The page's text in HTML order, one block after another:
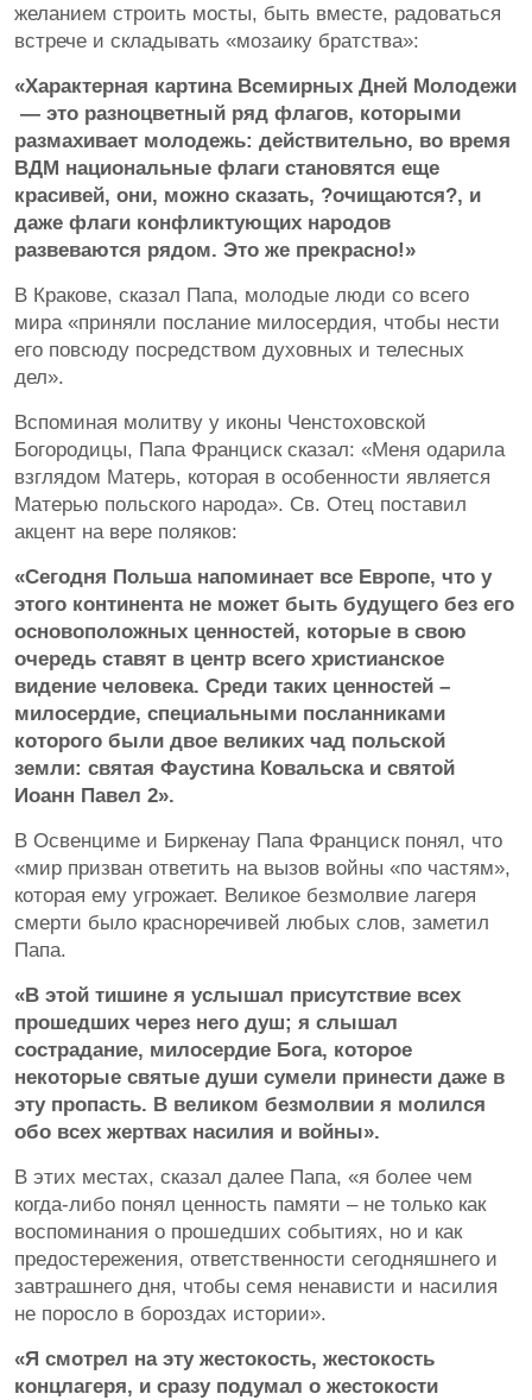
желанием строить мосты, быть вместе, радоваться
встрече и складывать «мозаику братства»:
«Характерная картина Всемирных Дней Молодежи
— это разноцветный ряд флагов, которыми
размахивает молодежь: действительно, во время
ВДМ национальные флаги становятся еще
красивей, они, можно сказать, ?очищаются?, и
даже флаги конфликтующих народов
развеваются рядом. Это же прекрасно!»
В Кракове, сказал Папа, молодые люди со всего
мира «приняли послание милосердия, чтобы нести
его повсюду посредством духовных и телесных
дел».
Вспоминая молитву у иконы Ченстоховской
Богородицы, Папа Франциск сказал: «Меня одарила
взглядом Матерь, которая в особенности является
Матерью польского народа». Св. Отец поставил
акцент на вере поляков:
«Сегодня Польша напоминает все Европе, что у
этого континента не может быть будущего без его
основоположных ценностей, которые в свою
очередь ставят в центр всего христианское
видение человека. Среди таких ценностей –
милосердие, специальными посланниками
которого были двое великих чад польской
земли: святая Фаустина Ковальска и святой
Иоанн Павел 2».
В Освенциме и Биркенау Папа Франциск понял, что
«мир призван ответить на вызов войны «по частям»,
которая ему угрожает. Великое безмолвие лагеря
смерти было красноречивей любых слов, заметил
Папа.
«В этой тишине я услышал присутствие всех
прошедших через него душ; я слышал
сострадание, милосердие Бога, которое
некоторые святые души сумели принести даже в
эту пропасть. В великом безмолвии я молился
обо всех жертвах насилия и войны».
В этих местах, сказал далее Папа, «я более чем
когда-либо понял ценность памяти – не только как
воспоминания о прошедших событиях, но и как
предостережения, ответственности сегодняшнего и
завтрашнего дня, чтобы семя ненависти и насилия
не поросло в бороздах истории».
«Я смотрел на эту жестокость, жестокость
концлагеря, и сразу подумал о жестокости